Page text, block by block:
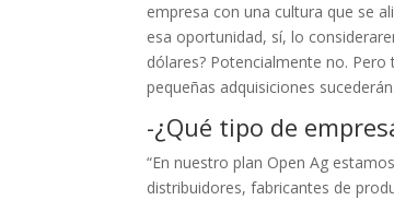
empresa con una cultura que se
esa oportunidad, sí, lo
dólares? Potencialmente no.
pequeñas adquisiciones sucederán.
-¿Qué tipo de
“En nuestro plan Open Ag
distribuidores, fabricantes de